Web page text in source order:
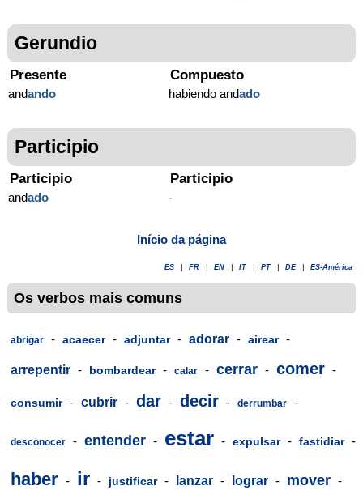
Gerundio
Presente
andando
Compuesto
habiendo andado
Participio
Participio
andado
Participio
-
Início da página
ES FR EN IT PT DE ES-América
Os verbos mais comuns
abrigar - acaecer - adjuntar - adorar - airear -
arrepentir - bombardear - calar - cerrar - comer -
consumir - cubrir - dar - decir - derrumbar -
desconocer - entender - estar - expulsar - fastidiar -
haber - ir - justificar - lanzar - lograr - mover -